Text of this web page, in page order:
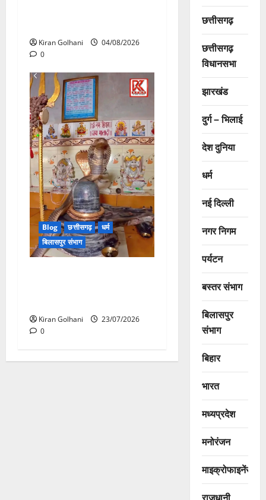
Kiran Golhani
04/08/2026
0
Blog छत्तीसगढ़
धर्म
बिलासपुर संभाग
Kiran Golhani
23/07/2026
0
छत्तीसगढ़
छत्तीसगढ़
विधानसभा
झारखंड
दुर्ग – भिलाई
देश दुनिया
धर्म
नई दिल्ली
नगर निगम
पर्यटन
बस्तर संभाग
बिलासपुर
संभाग
बिहार
भारत
मध्यप्रदेश
मनोरंजन
माइक्रोफाइनेंस